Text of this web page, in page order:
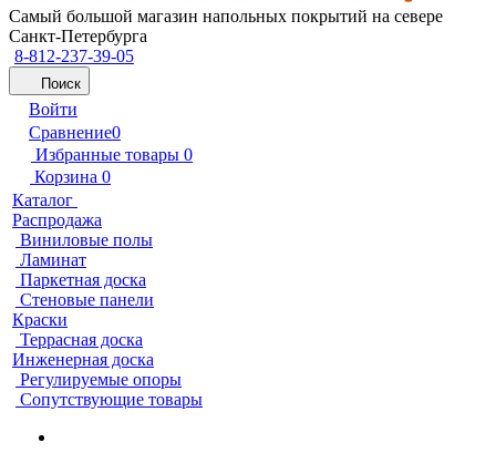
Самый большой магазин напольных покрытий на севере
Санкт-Петербурга
8-812-237-39-05
Поиск
Войти
Сравнение0
Избранные товары 0
Корзина 0
Каталог
Распродажа
Виниловые полы
Ламинат
Паркетная доска
Стеновые панели
Краски
Террасная доска
Инженерная доска
Регулируемые опоры
Сопутствующие товары